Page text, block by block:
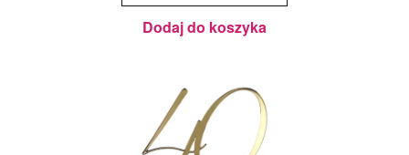
Miniowe
Dodaj do koszyka